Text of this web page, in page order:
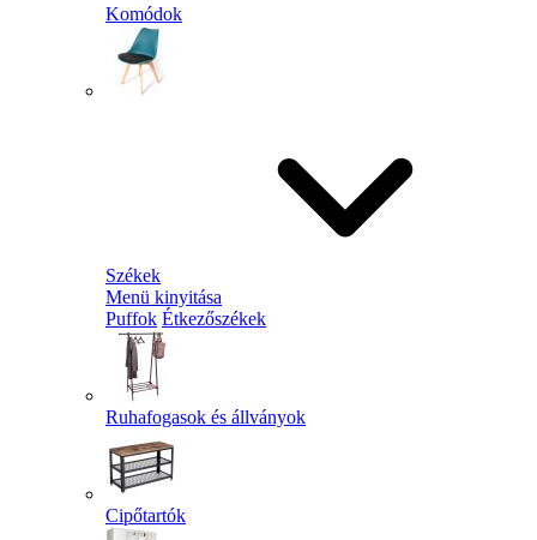
Komódok
Székek
Menü kinyitása
Puffok Étkezőszékek
Ruhafogasok és állványok
Cipőtartók